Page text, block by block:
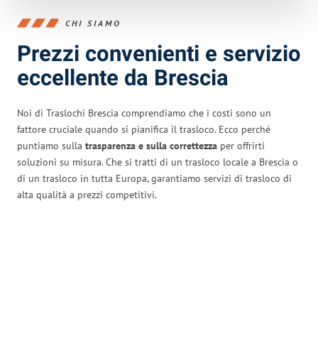
CHI SIAMO
Prezzi convenienti e servizio
eccellente da Brescia
Noi di Traslochi Brescia comprendiamo che i costi sono un
fattore cruciale quando si pianifica il trasloco. Ecco perché
puntiamo sulla trasparenza e sulla correttezza per offrirti
soluzioni su misura. Che si tratti di un trasloco locale a Brescia o
di un trasloco in tutta Europa, garantiamo servizi di trasloco di
alta qualità a prezzi competitivi.